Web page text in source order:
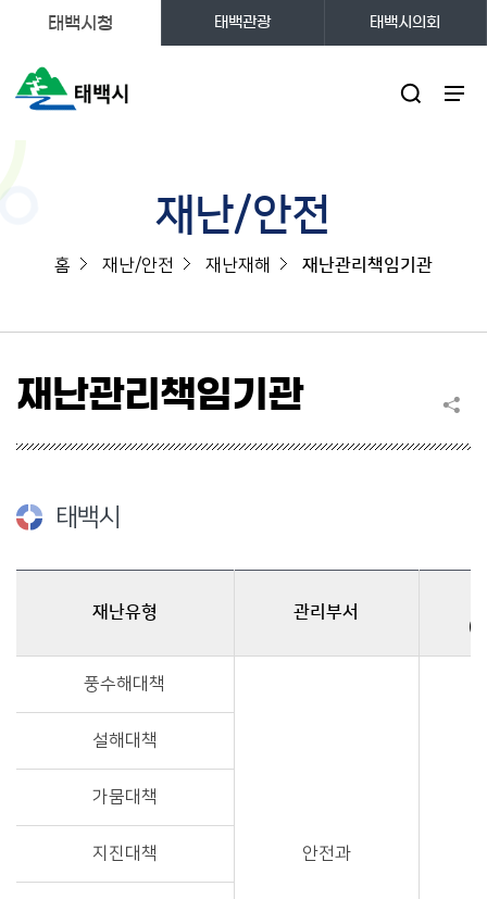
태백시청 태백관광 태백시의회
재난/안전
홈 재난/안전 재난재해 재난관리책임기관
재난관리책임기관
태백시
재난유형 관리부서
(
풍수해대책
안전과
설해대책
가뭄대책
지진대책